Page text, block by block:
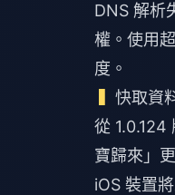
DNS 解析
權。使用
度。
快取資
從 1.0.124
寶歸來」
iOS 裝置